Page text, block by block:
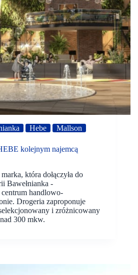
Hebe Mallson
kolejnym najemcą
która dołączyła do
Bawełnianka -
handlowo-
Drogeria zaproponuje
i zróżnicowany
300 mkw.